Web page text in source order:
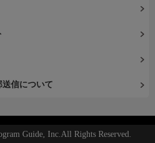
信について
Guide, Inc.All Rights Reserved.